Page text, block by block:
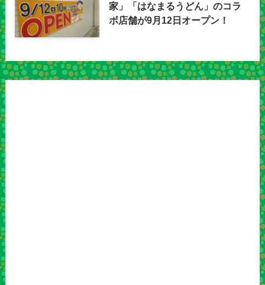
家」「はなまるうどん」のコラ
ボ店舗が9月12日オープン！